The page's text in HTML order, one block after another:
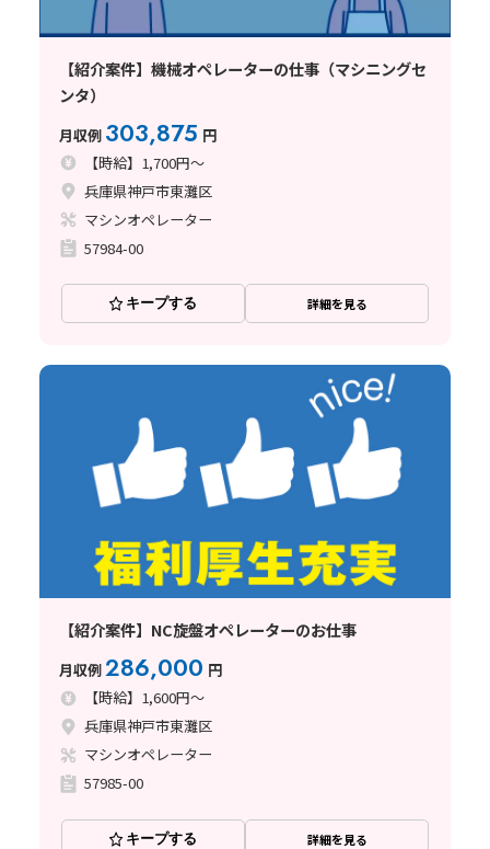
【紹介案件】機械オペレーターの仕事（マシニングセ
ンタ）
月収例 303,875 円
【時給】1,700円～
兵庫県神戸市東灘区
マシンオペレーター
57984-00
キープする 詳細を見る
【紹介案件】NC旋盤オペレーターのお仕事
月収例286,000 円
【時給】1,600円～
兵庫県神戸市東灘区
マシンオペレーター
57985-00
キープする 詳細を見る